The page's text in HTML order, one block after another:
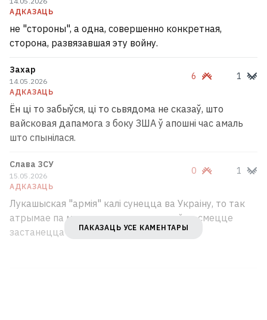
АДКАЗАЦЬ
не "стороны", а одна, совершенно конкретная,
сторона, развязавшая эту войну.
Захар
14.05.2026
АДКАЗАЦЬ
6 1
Ён ці то забыўся, ці то сьвядома не сказаў, што
вайсковая дапамога з боку ЗША ў апошні час амаль
што спынілася.
Слава ЗСУ
15.05.2026
АДКАЗАЦЬ
0 1
Лукашыская "армія" калі сунецца ва Украіну, то так
атрымае па мардасам, што адное лайно, смецце
застанецца ад яе...ПАКАЗАЦЬ УСЕ КАМЕНТАРЫ
Ціханоўская не змагла адкрыць
рахунак у польскім банку